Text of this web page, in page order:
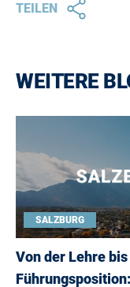
TEILEN
WEITERE
SALZBURG
Von der Lehre